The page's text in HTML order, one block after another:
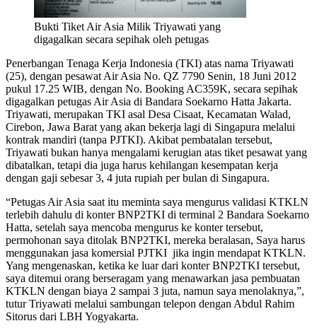
Bukti Tiket Air Asia Milik Triyawati yang
digagalkan secara sepihak oleh petugas
Penerbangan Tenaga Kerja Indonesia (TKI) atas nama Triyawati
(25), dengan pesawat Air Asia No. QZ 7790 Senin, 18 Juni 2012
pukul 17.25 WIB, dengan No. Booking AC359K, secara sepihak
digagalkan petugas Air Asia di Bandara Soekarno Hatta Jakarta.
Triyawati, merupakan TKI asal Desa Cisaat, Kecamatan Walad,
Cirebon, Jawa Barat yang akan bekerja lagi di Singapura melalui
kontrak mandiri (tanpa PJTKI). Akibat pembatalan tersebut,
Triyawati bukan hanya mengalami kerugian atas tiket pesawat yang
dibatalkan, tetapi dia juga harus kehilangan kesempatan kerja
dengan gaji sebesar 3, 4 juta rupiah per bulan di Singapura.
“Petugas Air Asia saat itu meminta saya mengurus validasi KTKLN
terlebih dahulu di konter BNP2TKI di terminal 2 Bandara Soekarno
Hatta, setelah saya mencoba mengurus ke konter tersebut,
permohonan saya ditolak BNP2TKI, mereka beralasan, Saya harus
menggunakan jasa komersial PJTKI jika ingin mendapat KTKLN.
Yang mengenaskan, ketika ke luar dari konter BNP2TKI tersebut,
saya ditemui orang berseragam yang menawarkan jasa pembuatan
KTKLN dengan biaya 2 sampai 3 juta, namun saya menolaknya,”,
tutur Triyawati melalui sambungan telepon dengan Abdul Rahim
Sitorus dari LBH Yogyakarta.